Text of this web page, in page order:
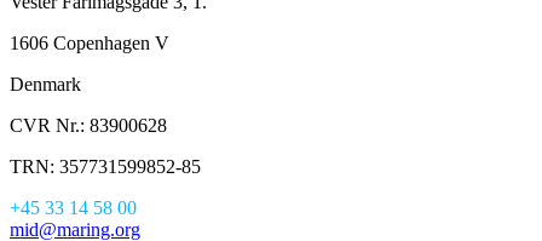
1606 Copenhagen V
Denmark
CVR Nr.: 83900628
TRN: 357731599852-85
+45 33 14 58 00
mid@maring.org